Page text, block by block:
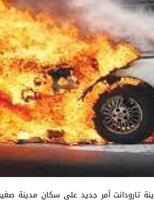
تارودانت أمر جديد على سكان مدينة